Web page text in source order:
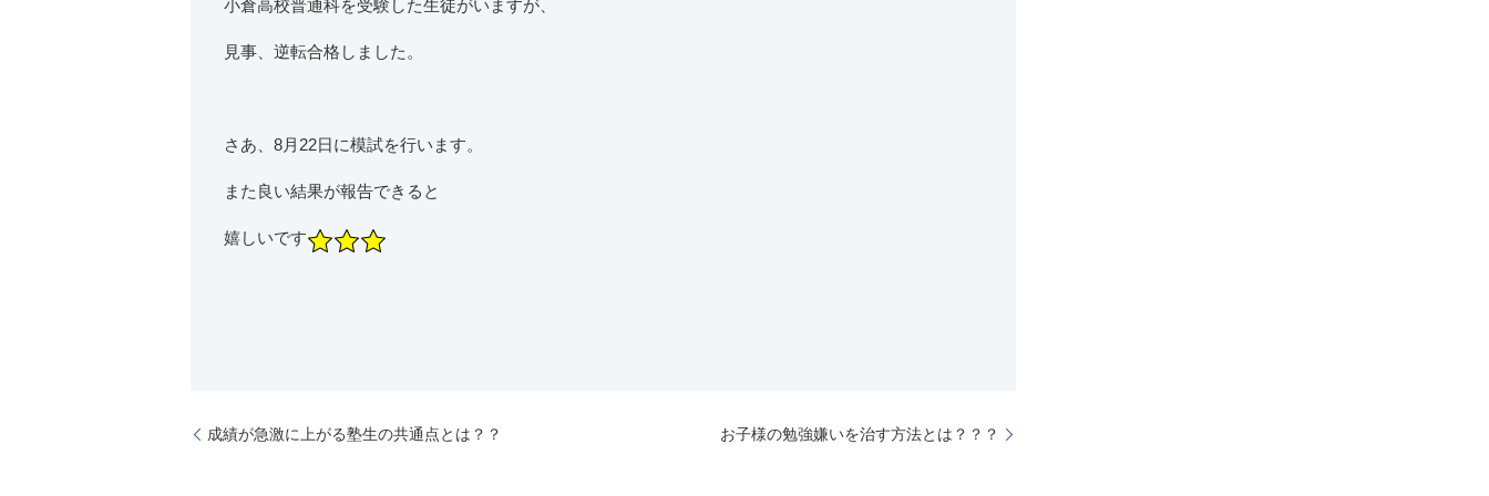
小倉高校普通科を受験した生徒がいますが、
見事、逆転合格しました。
さあ、8月22日に模試を行います。
また良い結果が報告できると
嬉しいです
成績が急激に上がる塾生の共通点とは？？ お子様の勉強嫌いを治す方法とは？？？